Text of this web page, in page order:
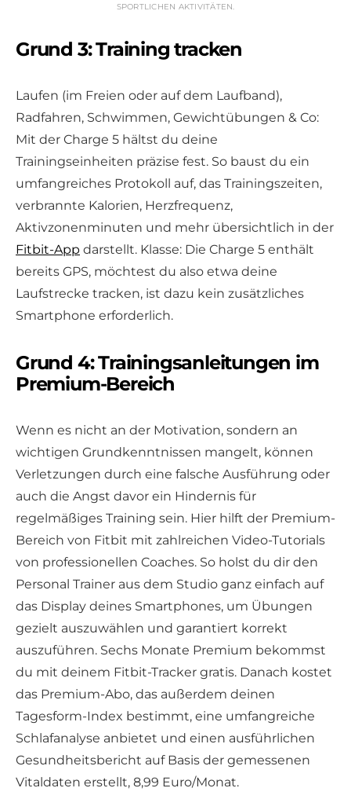
SPORTLICHEN AKTIVITÄTEN.
Grund 3: Training tracken
Laufen (im Freien oder auf dem Laufband),
Radfahren, Schwimmen, Gewichtübungen & Co:
Mit der Charge 5 hältst du deine
Trainingseinheiten präzise fest. So baust du ein
umfangreiches Protokoll auf, das Trainingszeiten,
verbrannte Kalorien, Herzfrequenz,
Aktivzonenminuten und mehr übersichtlich in der
Fitbit-App darstellt. Klasse: Die Charge 5 enthält
bereits GPS, möchtest du also etwa deine
Laufstrecke tracken, ist dazu kein zusätzliches
Smartphone erforderlich.
Grund 4: Trainingsanleitungen im
Premium-Bereich
Wenn es nicht an der Motivation, sondern an
wichtigen Grundkenntnissen mangelt, können
Verletzungen durch eine falsche Ausführung oder
auch die Angst davor ein Hindernis für
regelmäßiges Training sein. Hier hilft der Premium-
Bereich von Fitbit mit zahlreichen Video-Tutorials
von professionellen Coaches. So holst du dir den
Personal Trainer aus dem Studio ganz einfach auf
das Display deines Smartphones, um Übungen
gezielt auszuwählen und garantiert korrekt
auszuführen. Sechs Monate Premium bekommst
du mit deinem Fitbit-Tracker gratis. Danach kostet
das Premium-Abo, das außerdem deinen
Tagesform-Index bestimmt, eine umfangreiche
Schlafanalyse anbietet und einen ausführlichen
Gesundheitsbericht auf Basis der gemessenen
Vitaldaten erstellt, 8,99 Euro/Monat.